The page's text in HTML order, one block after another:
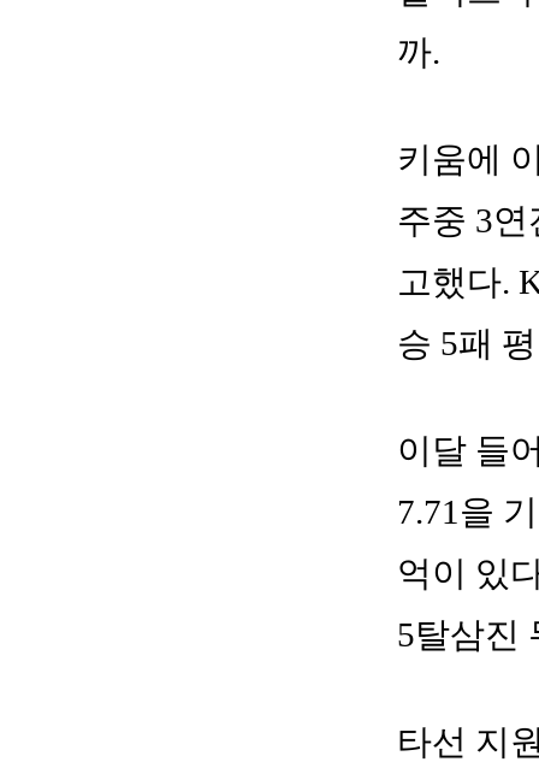
까.
키움에
주중 3
고했다.
승 5패
이달 들
7.71을
억이 있
5탈삼진
타선 지